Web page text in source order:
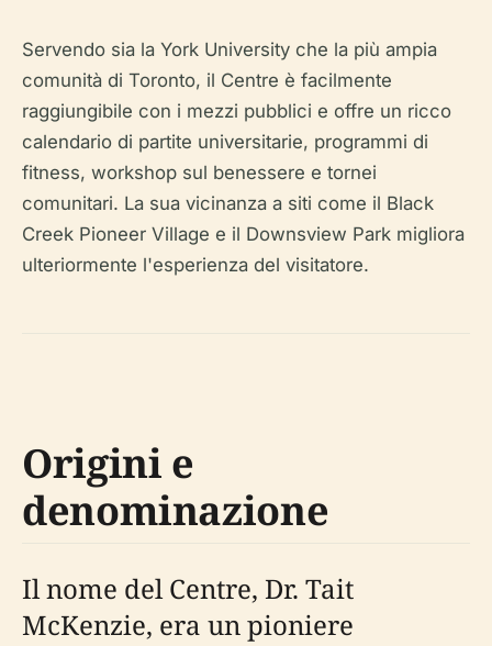
Servendo sia la York University che la più ampia
comunità di Toronto, il Centre è facilmente
raggiungibile con i mezzi pubblici e offre un ricco
calendario di partite universitarie, programmi di
fitness, workshop sul benessere e tornei
comunitari. La sua vicinanza a siti come il Black
Creek Pioneer Village e il Downsview Park migliora
ulteriormente l'esperienza del visitatore.
Origini e
denominazione
Il nome del Centre, Dr. Tait
McKenzie, era un pioniere